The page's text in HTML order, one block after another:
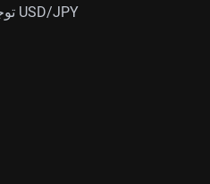
USD/JPY توجه کنند.